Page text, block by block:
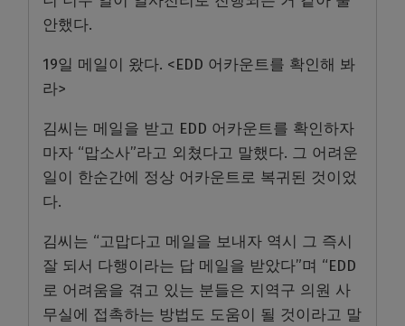
안했다.
19일 메일이 왔다. <EDD 어카운트를 확인해 봐
라>
김씨는 메일을 받고 EDD 어카운트를 확인하자
마자 “맙소사”라고 외쳤다고 말했다. 그 어려운
일이 한순간에 정상 어카운트로 복귀된 것이었
다.
김씨는 “고맙다고 메일을 보내자 역시 그 즉시
잘 되서 다행이라는 답 메일을 받았다”며 “EDD
로 어려움을 겪고 있는 분들은 지역구 의원 사
무실에 접촉하는 방법도 도움이 될 것이라고 말